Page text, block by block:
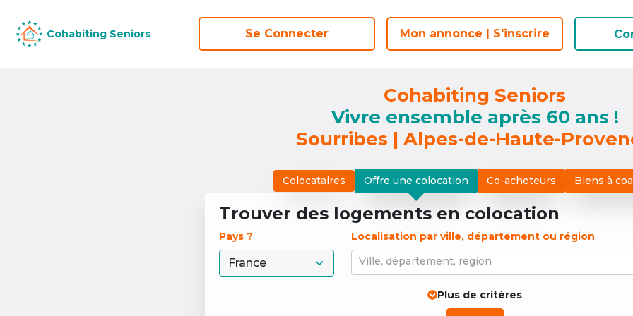
Cohabiting Seniors Se Connecter Mon annonce | S'inscrire
Cohabiting Seniors Se Connecter Mon annonce | S'inscrire
Cohabiting Seniors
Vivre ensemble après 60 ans !
Sourribes | Alpes-de-Haute-
Colocataires Offre une colocation Co-acheteurs Biens à
Trouver des logements en colocation
Pays ?
Localisation par ville, département ou région
Ville, département, région
Plus de critères